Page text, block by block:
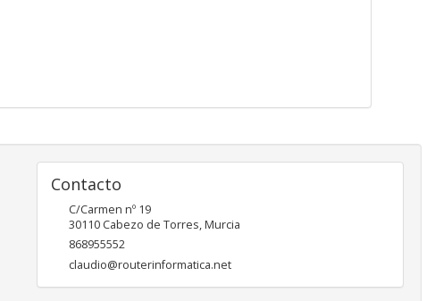
Contacto
C/Carmen nº 19
30110 Cabezo de Torres,Murcia
868955552
claudio@routerinformatica.net